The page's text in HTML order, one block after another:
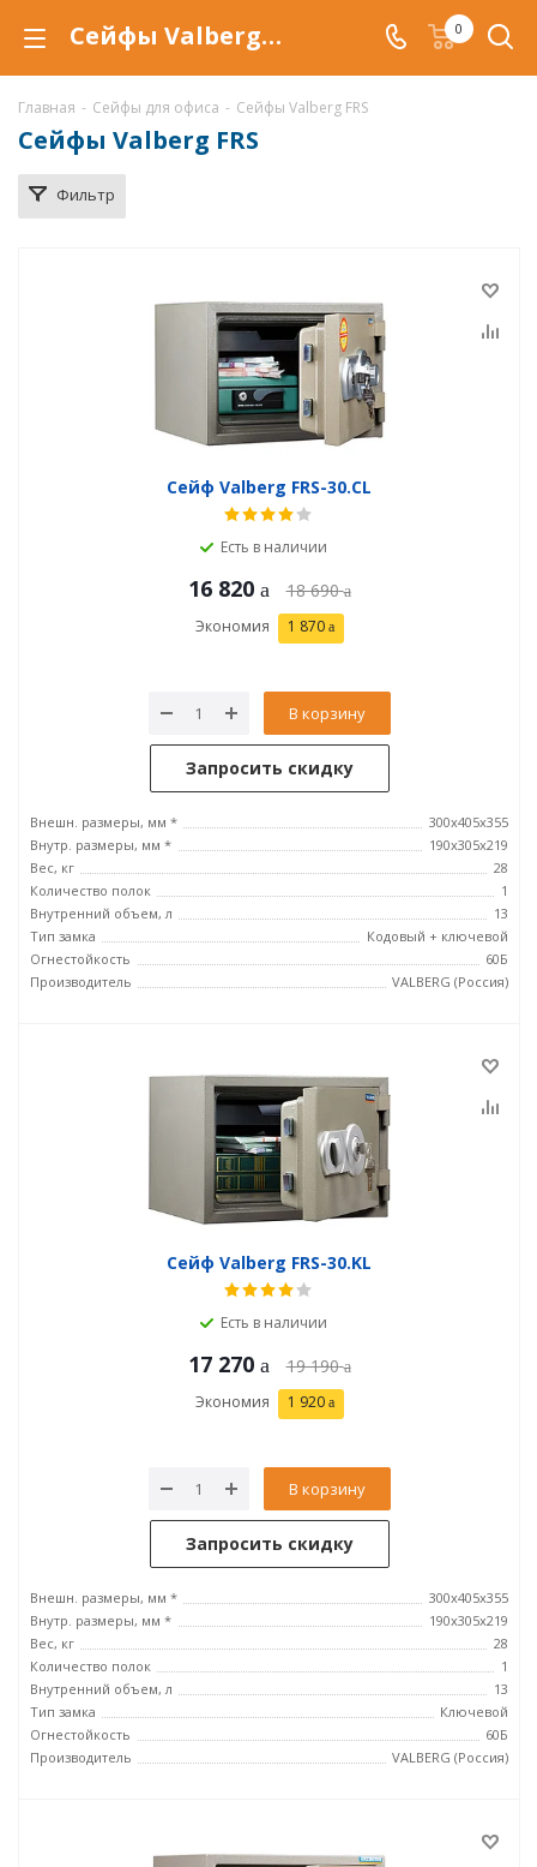
Сейфы Valberg FRS в Тюмени, купить сейфы Valberg FRS по низкой цене, доставка сейфов 0
Главная - Сейфы для офиса - Сейфы Valberg FRS
Сейфы Valberg FRS
Фильтр
Сейф Valberg FRS-30.CL
Есть в наличии
16 820 18 690
Экономия 1 870
В корзину
Запросить скидку
Внешн. размеры, мм *
300x405x355
Внутр. размеры, мм *
190x305x219
Вес, кг
28
Количество полок
1
Внутренний объем, л
13
Тип замка
Кодовый + ключевой
Огнестойкость
60Б
Производитель
VALBERG (Россия)
Сейф Valberg FRS-30.KL
Есть в наличии
17 270 19 190
Экономия 1 920
В корзину
Запросить скидку
Внешн. размеры, мм *
300x405x355
Внутр. размеры, мм *
190x305x219
Вес, кг
28
Количество полок
1
Внутренний объем, л
13
Тип замка
Ключевой
Огнестойкость
60Б
Производитель
VALBERG (Россия)